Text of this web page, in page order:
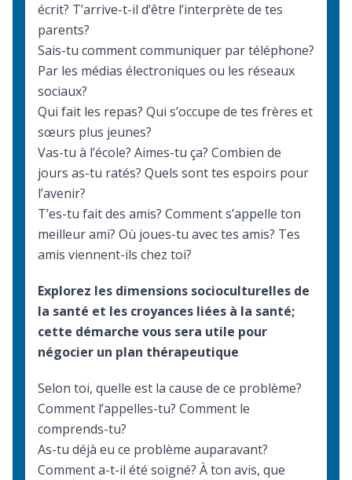
écrit? T’arrive-t-il d’être l’interprète de tes
parents?
Sais-tu comment communiquer par téléphone?
Par les médias électroniques ou les réseaux
sociaux?
Qui fait les repas? Qui s’occupe de tes frères et
sœurs plus jeunes?
Vas-tu à l’école? Aimes-tu ça? Combien de
jours as-tu ratés? Quels sont tes espoirs pour
l’avenir?
T’es-tu fait des amis? Comment s’appelle ton
meilleur ami? Où joues-tu avec tes amis? Tes
amis viennent-ils chez toi?
Explorez les dimensions socioculturelles de
la santé et les croyances liées à la santé;
cette démarche vous sera utile pour
négocier un plan thérapeutique
Selon toi, quelle est la cause de ce problème?
Comment l’appelles-tu? Comment le
comprends-tu?
As-tu déjà eu ce problème auparavant?
Comment a-t-il été soigné? À ton avis, que